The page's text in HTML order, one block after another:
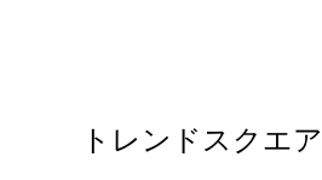
トレンドスクエア